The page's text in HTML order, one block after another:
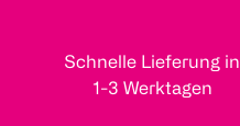
Schnelle Lieferung in
1-3 Werktagen